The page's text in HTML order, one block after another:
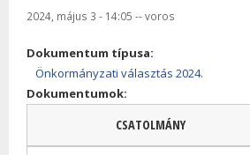
2024, május 3 - 14:05 --voros
Dokumentum típusa:
Önkormányzati választás 2024.
Dokumentumok:
CSATOLMÁNY